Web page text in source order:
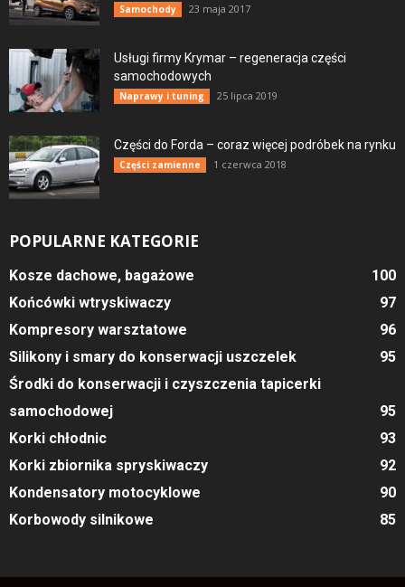
Samochody 23 maja 2017
Usługi firmy Krymar – regeneracja części
samochodowych
Naprawy i tuning 25 lipca 2019
Części do Forda – coraz więcej podróbek na rynku
Części zamienne 1 czerwca 2018
POPULARNE KATEGORIE
Kosze dachowe, bagażowe
100
Końcówki wtryskiwaczy
97
Kompresory warsztatowe
96
Silikony i smary do konserwacji uszczelek
95
Środki do konserwacji i czyszczenia tapicerki
samochodowej
95
Korki chłodnic
93
Korki zbiornika spryskiwaczy
92
Kondensatory motocyklowe
90
Korbowody silnikowe
85